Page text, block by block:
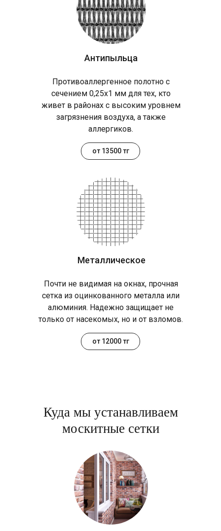
Антипыльца
Противоаллергенное полотно с
сечением 0,25х1 мм для тех, кто
живет в районах с высоким уровнем
загрязнения воздуха, а также
аллергиков.
Металлическое
Почти не видимая на окнах, прочная
сетка из оцинкованного металла или
алюминия. Надежно защищает не
только от насекомых, но и от взломов.
от 13500 тг
от 12000 тг
Куда мы устанавливаем
москитные сетки